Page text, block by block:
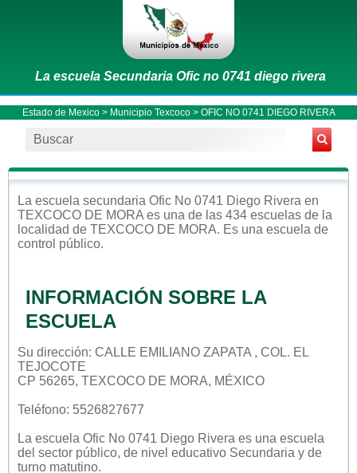
La escuela Secundaria Ofic no 0741 diego rivera
Estado de Mexico> Municipio Texcoco> OFIC NO 0741 DIEGO RIVERA
La escuela secundaria Ofic No 0741 Diego Rivera en
TEXCOCO DE MORA es una de las 434 escuelas de la
localidad de TEXCOCO DE MORA. Es una escuela de
control público.
INFORMACIÓN SOBRE LA
ESCUELA
Su dirección: CALLE EMILIANO ZAPATA , COL. EL
TEJOCOTE
CP 56265, TEXCOCO DE MORA, MÉXICO
Teléfono: 5526827677
La escuela Ofic No 0741 Diego Rivera es una escuela
del sector público, de nivel educativo Secundaria y de
turno matutino.